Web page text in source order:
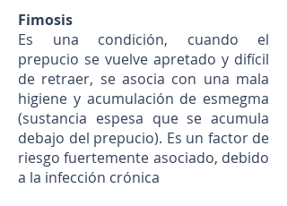
Fimosis
Es una condición, cuando el
prepucio se vuelve apretado y difícil
de retraer, se asocia con una mala
higiene y acumulación de esmegma
(sustancia espesa que se acumula
debajo del prepucio). Es un factor de
riesgo fuertemente asociado, debido
a la infección crónica